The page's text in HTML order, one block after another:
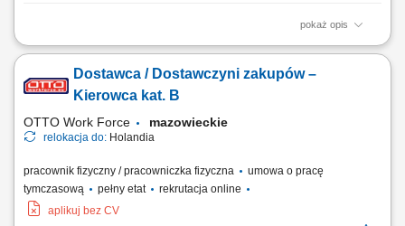
pokaż opis
odbiór i dostarczanie posiłków, zakupów oraz drobnych przesyłek na
dotarły w nienaruszonym stanie, utrzymywanie pozytywnych relacji z
klientami i dbanie o wysoką jakość obsługi, realizacja dostaw w
Dostawca / Dostawczyni zakupów –
Kierowca kat. B
OTTO Work Force mazowieckie
relokacja do: Holandia
pracownik fizyczny / pracowniczka fizyczna
umowa o pracę
tymczasową
pełny etat
rekrutacja online
aplikuj bez CV